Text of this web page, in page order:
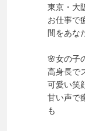
東京・大
お仕事で
間をあな
🌸女の子
高身長で
可愛い笑
甘い声で
も